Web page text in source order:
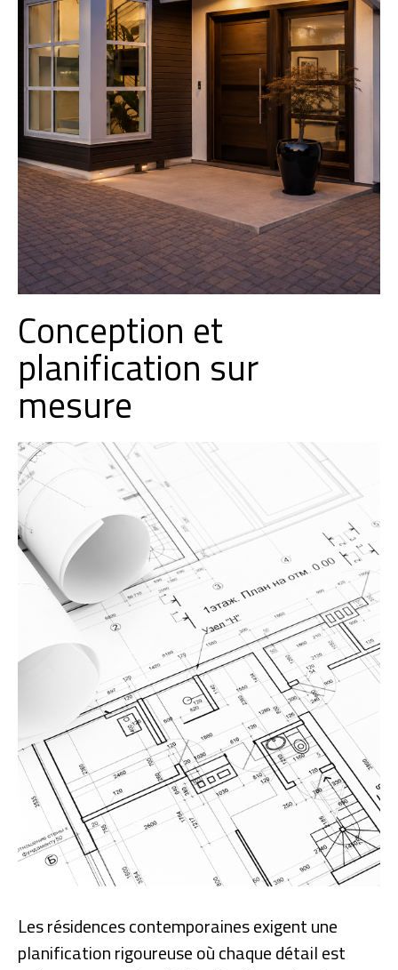
Conception et
planification sur
mesure
Les résidences contemporaines exigent une
planification rigoureuse où chaque détail est